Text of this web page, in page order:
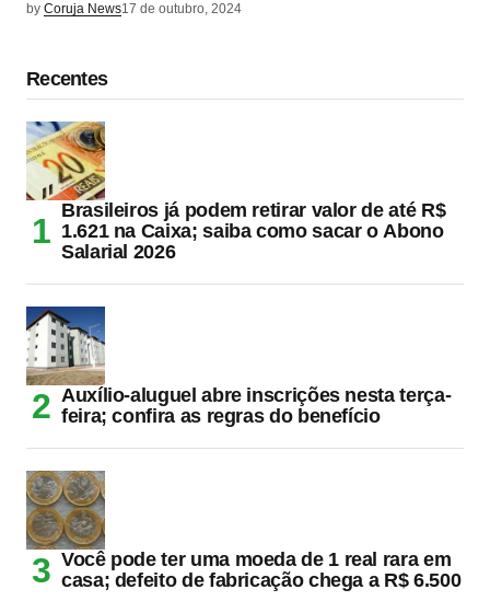
by Coruja News17 de outubro, 2024
Recentes
Brasileiros já podem retirar valor de até R$
1.621 na Caixa; saiba como sacar o Abono
Salarial 2026
Auxílio-aluguel abre inscrições nesta terça-
feira; confira as regras do benefício
Você pode ter uma moeda de 1 real rara em
casa; defeito de fabricação chega a R$ 6.500